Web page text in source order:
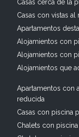
Casas cerca de la
Casas con vistas al
Apartamentos
Alojamientos con
Alojamientos con
Alojamientos que
Apartamentos con
reducida
Casas con piscina
Chalets con